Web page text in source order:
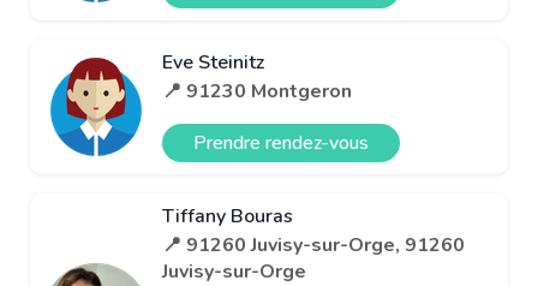
Eve Steinitz
📍 91230 Montgeron
Prendre rendez-vous
Tiffany Bouras
📍 91260 Juvisy-sur-Orge, 91260
Juvisy-sur-Orge